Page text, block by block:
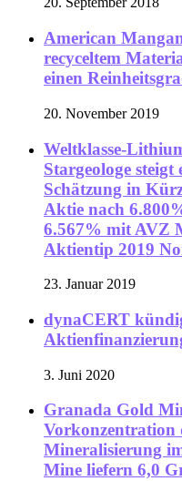
American
recyceltem
einen
20. November 2019
Weltklasse-
Stargeologe steigt
Schätzung in
Aktie nach
6.567% mit AVZ
Aktientip 2019
23. Januar 2019
dynaCERT
3. Juni 2020
Granada Gold
Vorkonzentration
Mineralisierung
Mine liefern 6,0